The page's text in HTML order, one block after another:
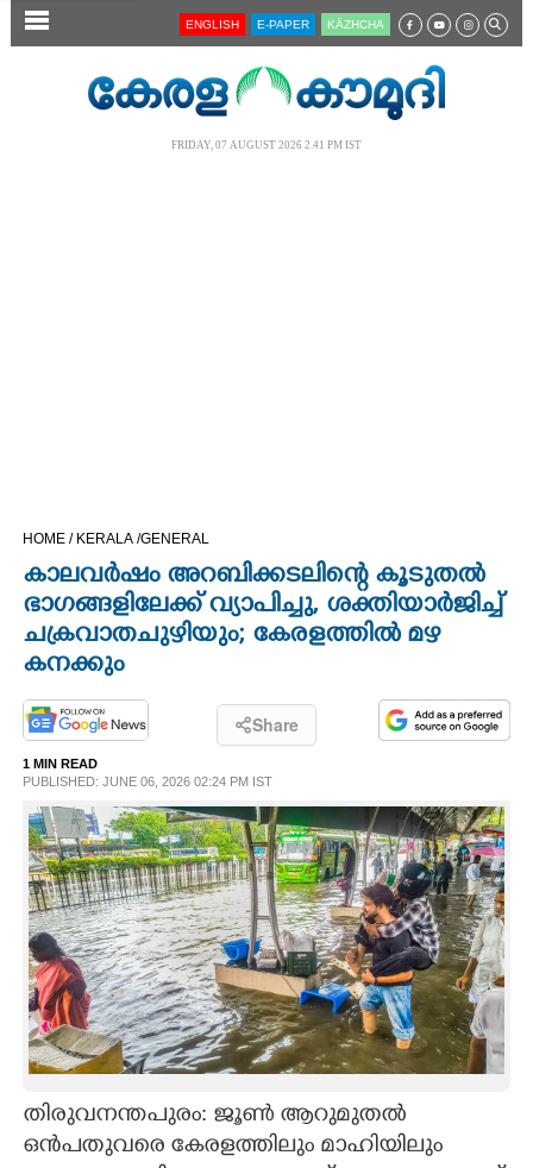
SECTIONS
OPINION
LIFESTYLE
SPIRITUAL
INFO+
ART
ASTRO
CARTOONS
ENGLISH E-PAPER KĀZHCHA
FRIDAY, 07 AUGUST 2026 2.41 PM IST
HOME / KERALA /GENERAL
കാലവർഷം അറബിക്കടലിന്റെ കൂടുതൽ
ഭാഗങ്ങളിലേക്ക് വ്യാപിച്ചു, ശക്തിയാർജിച്ച്
ചക്രവാതചുഴിയും; കേരളത്തിൽ മഴ
കനക്കും
Share
1 MIN READ
PUBLISHED: JUNE 06, 2026 02:24 PM IST
തിരുവനന്തപുരം: ജൂൺ ആറുമുതൽ
ഒൻപതുവരെ കേരളത്തിലും മാഹിയിലും